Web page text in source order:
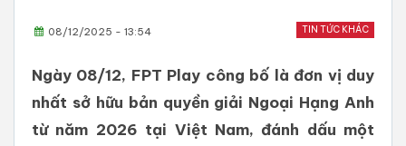
TIN TỨC KHÁC
08/12/2025 - 13:54
Ngày 08/12, FPT Play công bố là đơn vị duy
nhất sở hữu bản quyền giải Ngoại Hạng Anh
từ năm 2026 tại Việt Nam, đánh dấu một